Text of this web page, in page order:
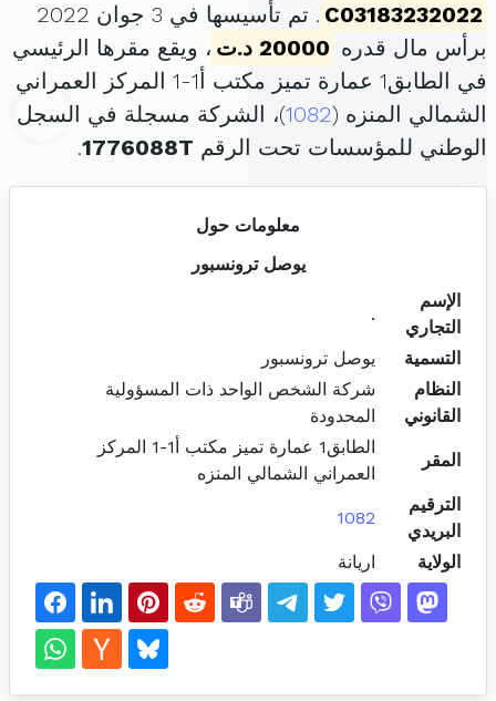
C03183232022
. تم تأسيسها في 3 جوان 2022
برأس مال قدره 20000 د.ت
، ويقع مقرها الرئيسي
في الطابق1 عمارة تميز مكتب أ1-1 المركز العمراني
الشمالي المنزه (1082)، الشركة مسجلة في السجل
الوطني للمؤسسات تحت الرقم 1776088T
.
معلومات حول
يوصل ترونسبور
الإسم
التجاري
.
التسمية
يوصل ترونسبور
النظام
القانوني
شركة الشخص الواحد ذات المسؤولية
المحدودة
المقر
الطابق1 عمارة تميز مكتب أ1-1 المركز
العمراني الشمالي المنزه
الترقيم
البريدي
1082
الولاية اريانة